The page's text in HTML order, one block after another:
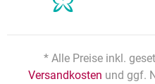
* Alle Preise inkl.
Versandkosten und ggf.